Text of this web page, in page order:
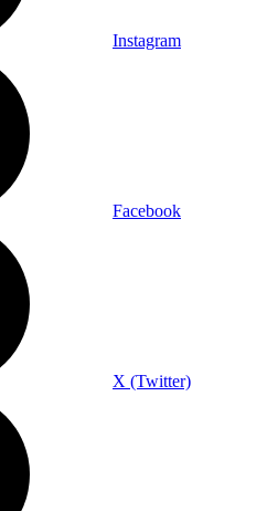
Instagram
Facebook
X (Twitter)